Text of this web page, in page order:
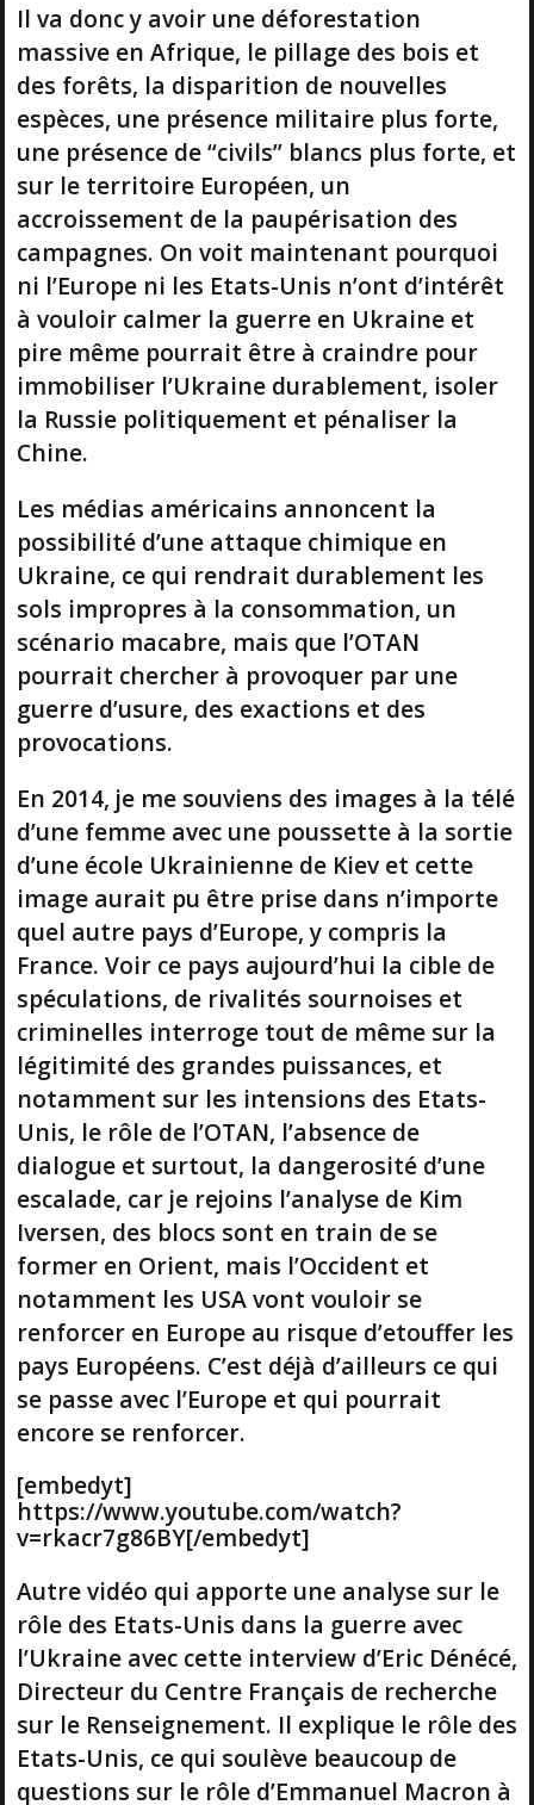
Il va donc y avoir une déforestation
massive en Afrique, le pillage des bois et
des forêts, la disparition de nouvelles
espèces, une présence militaire plus forte,
une présence de “civils” blancs plus forte, et
sur le territoire Européen, un
accroissement de la paupérisation des
campagnes. On voit maintenant pourquoi
ni l’Europe ni les Etats-Unis n’ont d’intérêt
à vouloir calmer la guerre en Ukraine et
pire même pourrait être à craindre pour
immobiliser l’Ukraine durablement, isoler
la Russie politiquement et pénaliser la
Chine.
Les médias américains annoncent la
possibilité d’une attaque chimique en
Ukraine, ce qui rendrait durablement les
sols impropres à la consommation, un
scénario macabre, mais que l’OTAN
pourrait chercher à provoquer par une
guerre d’usure, des exactions et des
provocations.
En 2014, je me souviens des images à la télé
d’une femme avec une poussette à la sortie
d’une école Ukrainienne de Kiev et cette
image aurait pu être prise dans n’importe
quel autre pays d’Europe, y compris la
France. Voir ce pays aujourd’hui la cible de
spéculations, de rivalités sournoises et
criminelles interroge tout de même sur la
légitimité des grandes puissances, et
notamment sur les intensions des Etats-
Unis, le rôle de l’OTAN, l’absence de
dialogue et surtout, la dangerosité d’une
escalade, car je rejoins l’analyse de Kim
Iversen, des blocs sont en train de se
former en Orient, mais l’Occident et
notamment les USA vont vouloir se
renforcer en Europe au risque d’etouffer les
pays Européens. C’est déjà d’ailleurs ce qui
se passe avec l’Europe et qui pourrait
encore se renforcer.
[embedyt]
https://www.youtube.com/watch?
v=rkacr7g86BY[/embedyt]
Autre vidéo qui apporte une analyse sur le
rôle des Etats-Unis dans la guerre avec
l’Ukraine avec cette interview d’Eric Dénécé,
Directeur du Centre Français de recherche
sur le Renseignement. Il explique le rôle des
Etats-Unis, ce qui soulève beaucoup de
questions sur le rôle d’Emmanuel Macron à